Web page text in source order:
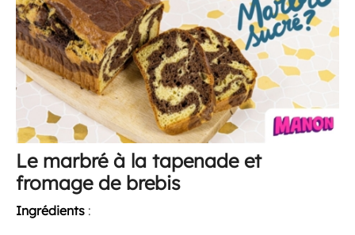
Le marbré à la tapenade et
fromage de brebis
Ingrédients :